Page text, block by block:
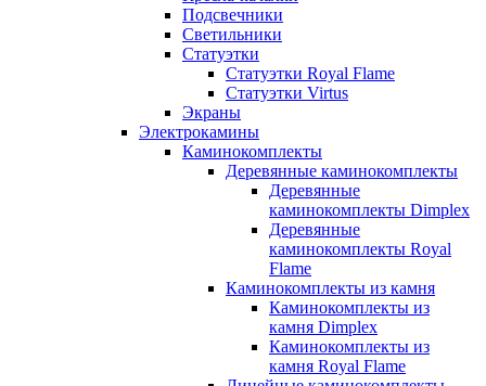
Подсвечники
Светильники
Статуэтки
Статуэтки Royal Flame
Статуэтки Virtus
Экраны
Электрокамины
Каминокомплекты
Деревянные каминокомплекты
Деревянные
каминокомплекты Dimplex
Деревянные
каминокомплекты Royal
Flame
Каминокомплекты из камня
Каминокомплекты из
камня Dimplex
Каминокомплекты из
камня Royal Flame